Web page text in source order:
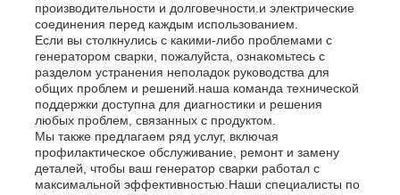
производительности и долговечности.и электрические
соединения перед каждым использованием.
Если вы столкнулись с какими-либо проблемами с
генератором сварки, пожалуйста, ознакомьтесь с
разделом устранения неполадок руководства для
общих проблем и решений.наша команда технической
поддержки доступна для диагностики и решения
любых проблем, связанных с продуктом.
Мы также предлагаем ряд услуг, включая
профилактическое обслуживание, ремонт и замену
деталей, чтобы ваш генератор сварки работал с
максимальной эффективностью.Наши специалисты по